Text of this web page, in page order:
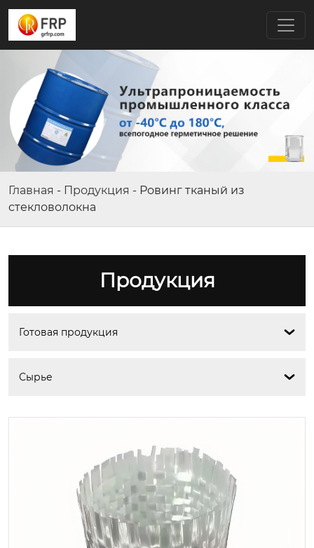
Главная - Продукция - Ровинг тканый из
стекловолокна
Продукция
Готовая продукция 
Сырье 